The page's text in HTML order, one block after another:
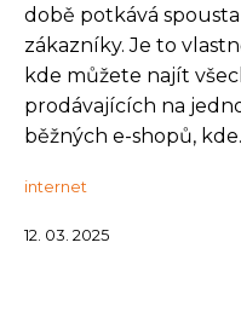
době potkává
zákazníky. Je to
kde můžete najít
prodávajících na
běžných e-shopů,
internet
12. 03. 2025